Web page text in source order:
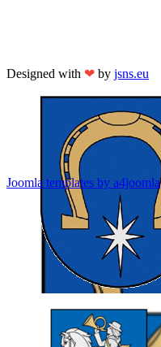
Designed with ❤ by jsns.eu
Joomla templates by a4joomla